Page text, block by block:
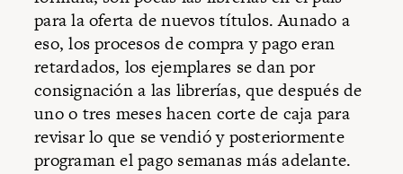
para la oferta de nuevos títulos. Aunado a
eso, los procesos de compra y pago eran
retardados, los ejemplares se dan por
consignación a las librerías, que después de
uno o tres meses hacen corte de caja para
revisar lo que se vendió y posteriormente
programan el pago semanas más adelante.